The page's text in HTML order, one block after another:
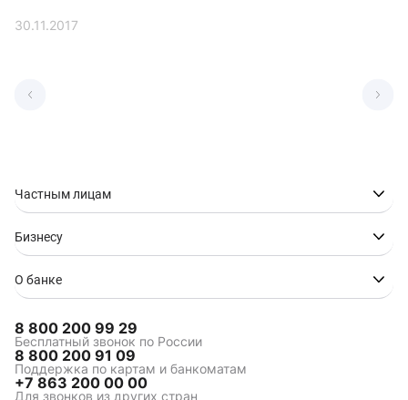
30.11.2017
Частным лицам
Бизнесу
О банке
8 800 200 99 29
Бесплатный звонок по России
8 800 200 91 09
Поддержка по картам и банкоматам
+7 863 200 00 00
Для звонков из других стран